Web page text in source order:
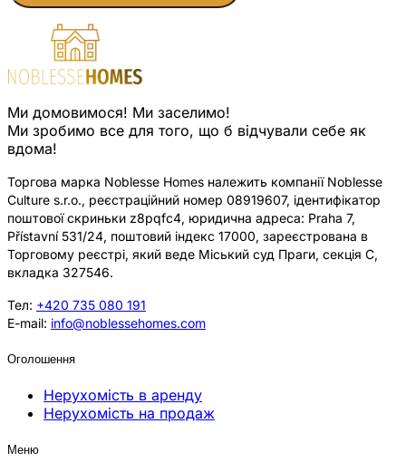
Ми домовимося! Ми заселимо!
Ми зробимо все для того, що б відчували себе як
вдома!
Торгова марка Noblesse Homes належить компанії Noblesse
Culture s.r.o., реєстраційний номер 08919607, ідентифікатор
поштової скриньки z8pqfc4, юридична адреса: Praha 7,
Přístavní 531/24, поштовий індекс 17000, зареєстрована в
Торговому реєстрі, який веде Міський суд Праги, секція C,
вкладка 327546.
Тел: +420 735 080 191
E-mail: info@noblessehomes.com
Оголошення
Нерухомість в аренду
Нерухомість на продаж
Меню